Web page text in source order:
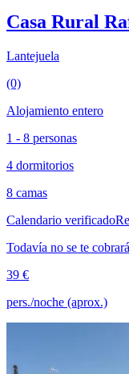
Casa Rural
Lantejuela
(0)
Alojamiento entero
1 - 8 personas
4 dormitorios
8 camas
Calendario verificado
Todavía no se te
39 €
pers./noche (aprox.)